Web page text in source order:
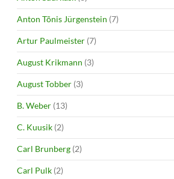
Anton Tõnis Jürgenstein (7)
Artur Paulmeister (7)
August Krikmann (3)
August Tobber (3)
B. Weber (13)
C. Kuusik (2)
Carl Brunberg (2)
Carl Pulk (2)